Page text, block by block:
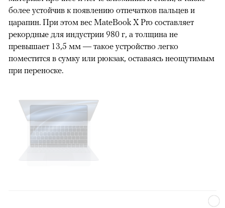
более устойчив к появлению отпечатков пальцев и
царапин. При этом вес MateBook X Pro составляет
рекордные для индустрии 980 г, а толщина не
превышает 13,5 мм — такое устройство легко
поместится в сумку или рюкзак, оставаясь неощутимым
при переноске.